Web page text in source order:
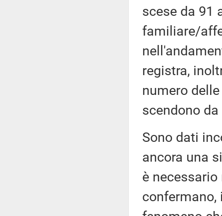
scese da 91
familiare/
registra,
numero
scendono
Sono dati
ancora una
è
confermano,